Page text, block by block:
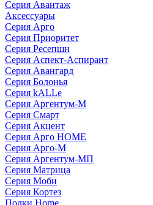
Серия Авантаж
Аксессуары
Серия Арго
Серия Приоритет
Серия Ресепшн
Серия Аспект-Аспирант
Серия Авангард
Серия Болонья
Серия kALLe
Серия Аргентум-М
Серия Смарт
Серия Акцент
Серия Арго HOME
Серия Арго-М
Серия Аргентум-МП
Серия Матрица
Серия Моби
Серия Кортез
Полки Home